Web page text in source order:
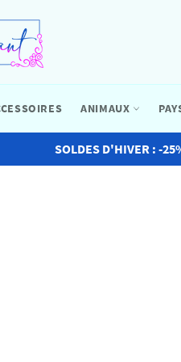
ANIMAUX
SOLDES D'HIVER : -